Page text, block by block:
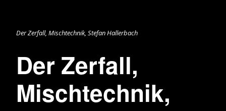
Der Zerfall, Mischtechnik, Stefan Hallerbach
Der Zerfall,
Mischtechnik,